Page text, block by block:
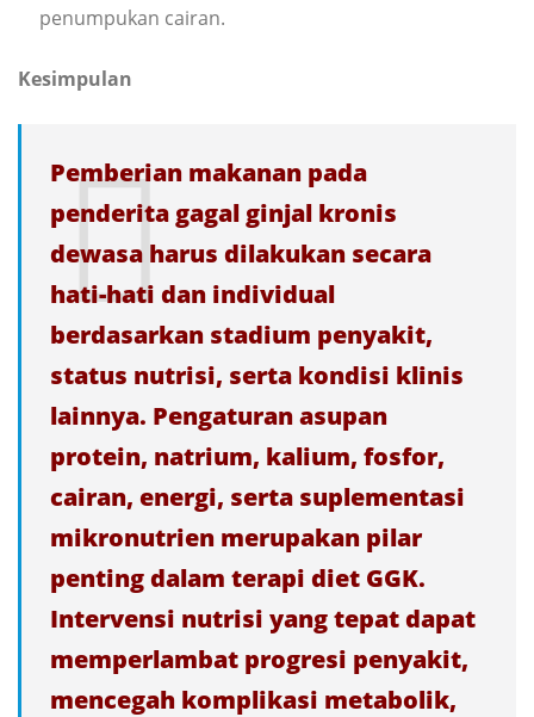
penumpukan cairan.
Kesimpulan
Pemberian makanan pada
penderita gagal ginjal kronis
dewasa harus dilakukan secara
hati-hati dan individual
berdasarkan stadium penyakit,
status nutrisi, serta kondisi klinis
lainnya. Pengaturan asupan
protein, natrium, kalium, fosfor,
cairan, energi, serta suplementasi
mikronutrien merupakan pilar
penting dalam terapi diet GGK.
Intervensi nutrisi yang tepat dapat
memperlambat progresi penyakit,
mencegah komplikasi metabolik,